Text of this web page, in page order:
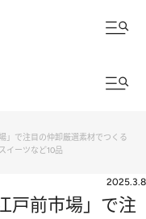
」で注目の仲卸厳選素材でつくる
イーツなど10品
2025.3.8
戸前市場」で注